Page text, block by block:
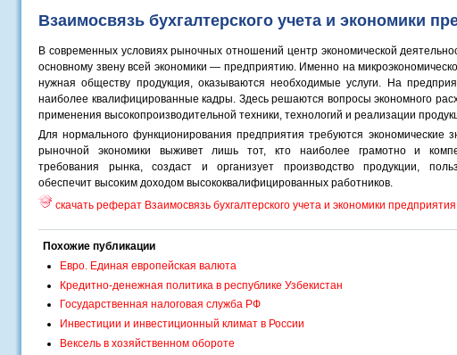
Взаимосвязь бухгалтерского учета и экономики
В современных условиях рыночных отношений центр экономической
основному звену всей экономики — предприятию. Именно на
нужная обществу продукция, оказываются необходимые услуги. На
наиболее квалифицированные кадры. Здесь решаются вопросы экономного
применения высокопроизводительной техники, технологий и реализации
Для нормального функционирования предприятия требуются экономические
рыночной экономики выживет лишь тот, кто наиболее грамотно и
требования рынка, создаст и организует производство продукции,
обеспечит высоким доходом высококвалифицированных работников.
скачать реферат Взаимосвязь бухгалтерского учета и экономики
Похожие публикации
Евро. Единая европейская валюта
Кредитно-денежная политика в республике Узбекистан
Государственная налоговая служба РФ
Инвестиции и инвестиционный климат в России
Вексель в хозяйственном обороте